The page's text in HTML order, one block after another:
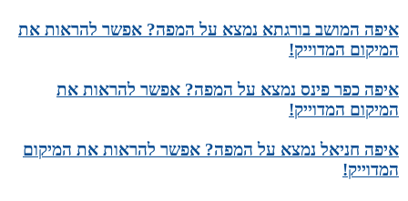
איפה המושב בורגתא נמצא על המפה? אפשר להראות את
המיקום המדוייק!
איפה כפר פינס נמצא על המפה? אפשר להראות את
המיקום המדוייק!
איפה חניאל נמצא על המפה? אפשר להראות את המיקום
המדוייק!